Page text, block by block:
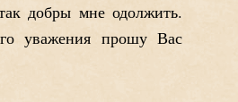
добры мне одолжить.
уважения прошу Вас